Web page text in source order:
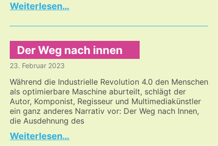
…
Musik
Der Weg nach innen
23. Februar 2023
Während die Industrielle Revolution 4.0 den Menschen
als optimierbare Maschine aburteilt, schlägt der
Autor, Komponist, Regisseur und Multimediakünstler
ein ganz anderes Narrativ vor: Der Weg nach Innen,
die Ausdehnung des
…